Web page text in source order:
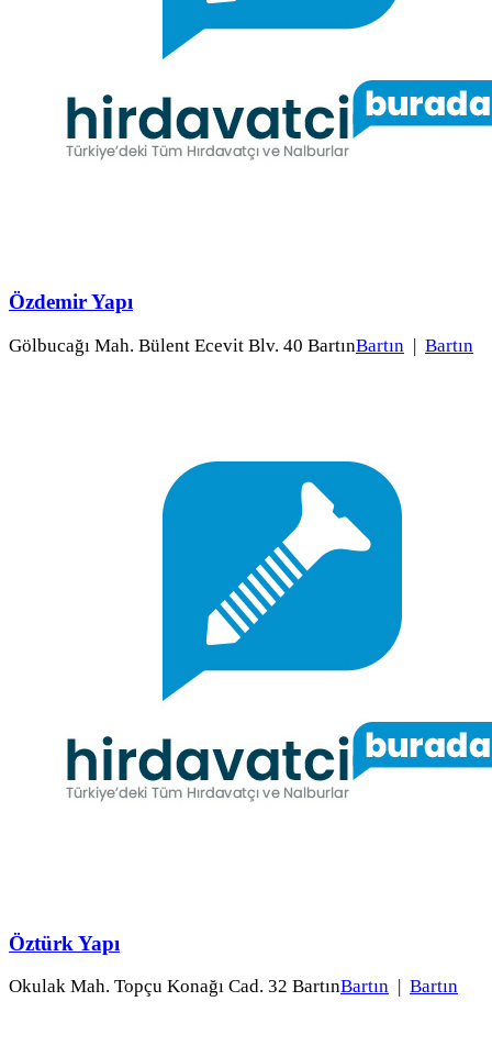
Özdemir Yapı
Gölbucağı Mah. Bülent Ecevit Blv. 40 BartınBartın | Bartın
Öztürk Yapı
Okulak Mah. Topçu Konağı Cad. 32 BartınBartın Bartın